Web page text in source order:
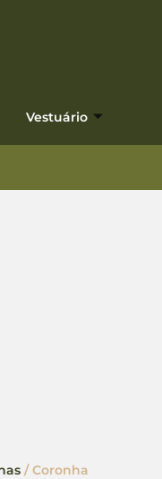
Vestuário
/ Coronha